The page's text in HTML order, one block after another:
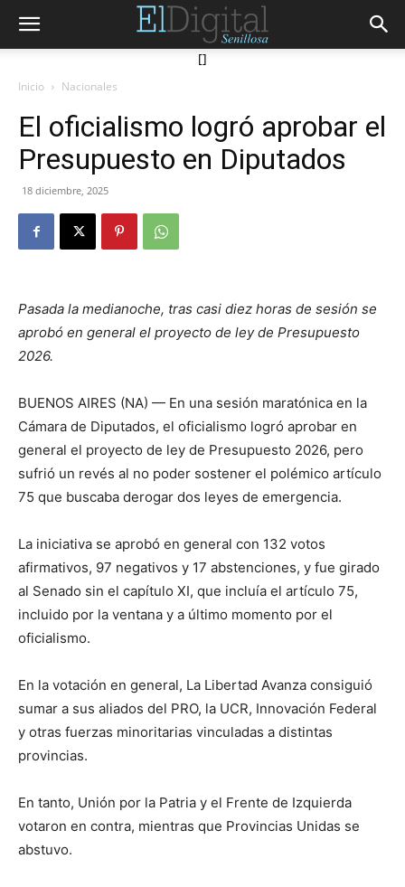
[]
Inicio Nacionales
El oficialismo logró aprobar el
Presupuesto en Diputados
18 diciembre, 2025
Pasada la medianoche, tras casi diez horas de sesión se
aprobó en general el proyecto de ley de Presupuesto
2026.
BUENOS AIRES (NA) — En una sesión maratónica en la
Cámara de Diputados, el oficialismo logró aprobar en
general el proyecto de ley de Presupuesto 2026, pero
sufrió un revés al no poder sostener el polémico artículo
75 que buscaba derogar dos leyes de emergencia.
La iniciativa se aprobó en general con 132 votos
afirmativos, 97 negativos y 17 abstenciones, y fue girado
al Senado sin el capítulo XI, que incluía el artículo 75,
incluido por la ventana y a último momento por el
oficialismo.
En la votación en general, La Libertad Avanza consiguió
sumar a sus aliados del PRO, la UCR, Innovación Federal
y otras fuerzas minoritarias vinculadas a distintas
provincias.
En tanto, Unión por la Patria y el Frente de Izquierda
votaron en contra, mientras que Provincias Unidas se
abstuvo.